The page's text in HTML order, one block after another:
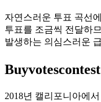
자연스러운 투표 곡선
투표를 조금씩 전달하
발생하는 의심스러운
2018년 캘리포니아에